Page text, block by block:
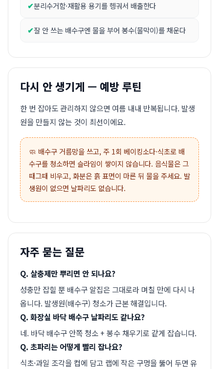
분리수거함·재활용 용기를 헹궈서 배출한다
잘 안 쓰는 배수구엔 물을 부어 봉수(물막이)를 채운다
다시 안 생기게 — 예방 루틴
한 번 잡아도 관리하지 않으면 여름 내내 반복됩니다. 발생
원을 만들지 않는 것이 최선이에요.
🧼 배수구 거름망을 쓰고, 주 1회 베이킹소다·식초로 배
수구를 청소하면 슬라임이 쌓이지 않습니다. 음식물은 그
때그때 비우고, 화분은 흙 표면이 마른 뒤 물을 주세요. 발
생원이 없으면 날파리도 없습니다.
자주 묻는 질문
Q. 살충제만 뿌리면 안 되나요?
성충만 잡힐 뿐 배수구 알집은 그대로라 며칠 만에 다시 나
옵니다. 발생원(배수구) 청소가 근본 해결입니다.
Q. 화장실 바닥 배수구 날파리도 같나요?
네. 바닥 배수구 안쪽 청소 + 봉수 채우기로 같게 잡습니다.
Q. 초파리는 어떻게 빨리 잡나요?
식초·과일 조각을 컵에 담고 랩에 작은 구멍을 뚫어 두면 유